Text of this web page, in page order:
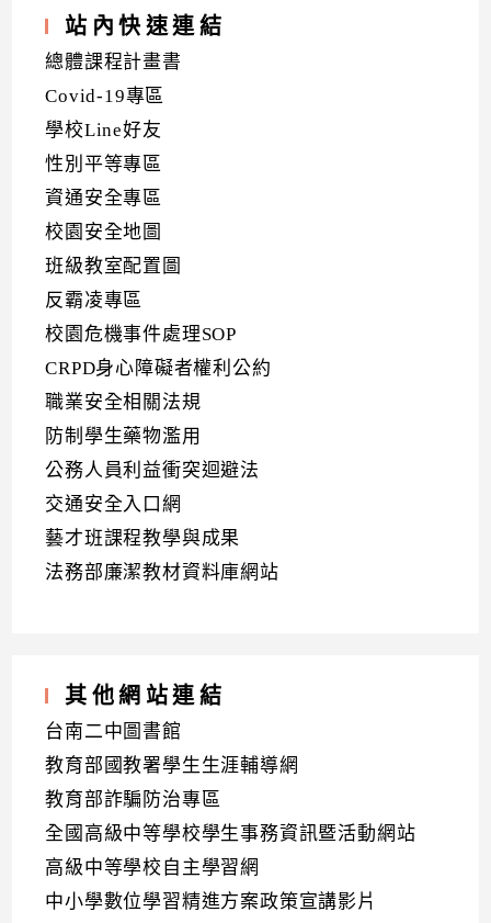
站內快速連結
總體課程計畫書
Covid-19專區
學校Line好友
性別平等專區
資通安全專區
校園安全地圖
班級教室配置圖
反霸凌專區
校園危機事件處理SOP
CRPD身心障礙者權利公約
職業安全相關法規
防制學生藥物濫用
公務人員利益衝突迴避法
交通安全入口網
藝才班課程教學與成果
法務部廉潔教材資料庫網站
其他網站連結
台南二中圖書館
教育部國教署學生生涯輔導網
教育部詐騙防治專區
全國高級中等學校學生事務資訊暨活動網站
高級中等學校自主學習網
中小學數位學習精進方案政策宣講影片